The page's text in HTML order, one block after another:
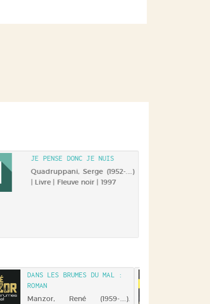
JE PENSE DONC JE NUIS
Quadruppani, Serge (1952-....)
| Livre | Fleuve noir | 1997
DANS LES BRUMES DU MAL :
ROMAN
Manzor, René (1959-....).